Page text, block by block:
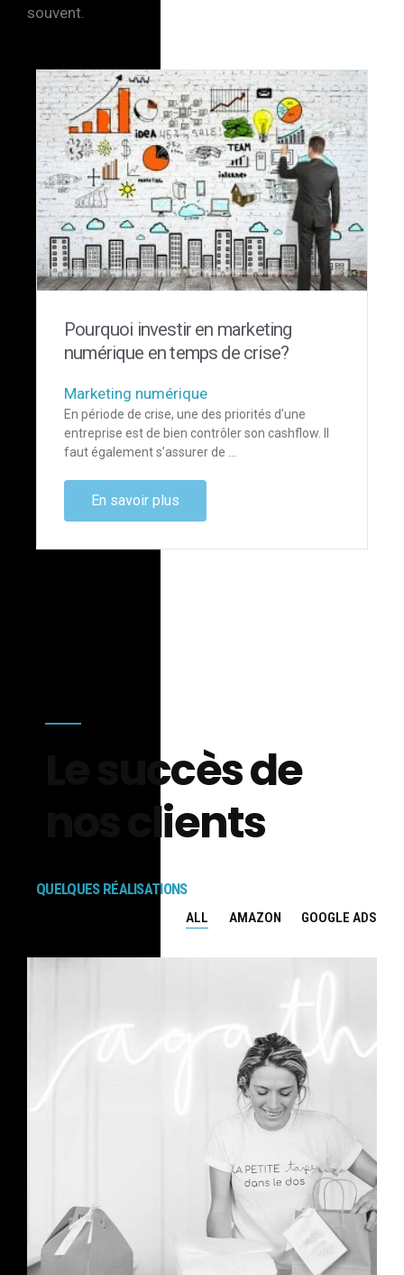
souvent.
Pourquoi investir en marketing
numérique en temps de crise?
Marketing numérique
En période de crise, une des priorités d’une
entreprise est de bien contrôler son cashflow. Il
faut également s’assurer de …
En savoir plus
Le succès de
nos clients
QUELQUES RÉALISATIONS
ALL AMAZON GOOGLE ADS